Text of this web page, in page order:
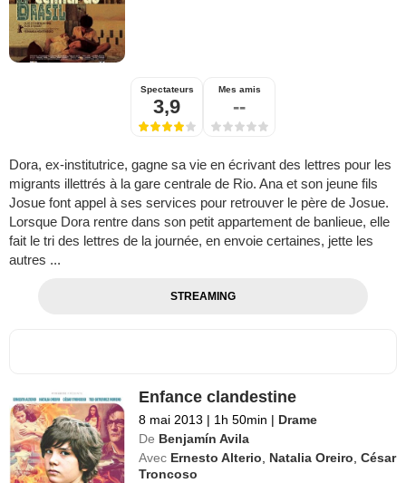
Spectateurs
3,9
Mes amis
--
Dora, ex-institutrice, gagne sa vie en écrivant des lettres pour les
migrants illettrés à la gare centrale de Rio. Ana et son jeune fils
Josue font appel à ses services pour retrouver le père de Josue.
Lorsque Dora rentre dans son petit appartement de banlieue, elle
fait le tri des lettres de la journée, en envoie certaines, jette les
autres ...
STREAMING
Enfance clandestine
8 mai 2013 | 1h 50min | Drame
De Benjamín Avila
Avec Ernesto Alterio, Natalia Oreiro,César
Troncoso